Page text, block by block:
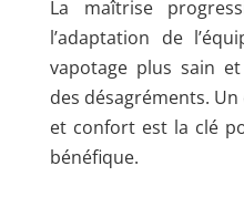
La maîtrise
l’adaptation de
vapotage plus sain
des désagréments.
et confort est la clé
bénéfique.